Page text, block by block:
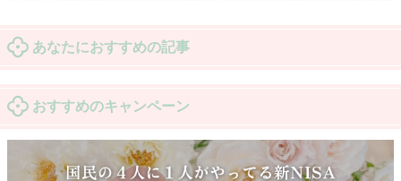
あなたにおすすめの記事
おすすめのキャンペーン